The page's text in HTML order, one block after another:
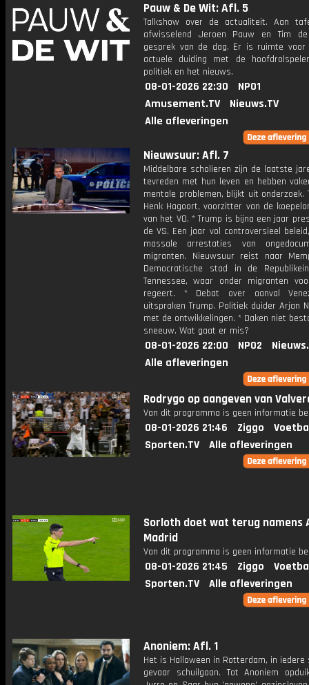
Pauw & De Wit: Afl. 5
Talkshow over de actualiteit. Aan
afwisselend Jeroen Pauw en Tim
gesprek van de dag. Er is ruimte
actuele duiding met de
politiek en het nieuws.
08-01-2026 22:30
NPO1
Amusement.TV
Nieuws.TV
Alle afleveringen
Nieuwsuur: Afl. 7
Middelbare scholieren zijn de laatste
tevreden met hun leven en hebben
mentale problemen, blijkt uit onderzoek.
Henk Hagoort, voorzitter van de
van het VO. * Trump is bijna een jaar
de VS. Een jaar vol controversieel
massale arrestaties van
migranten. Nieuwsuur reist naar
Democratische stad in de
Tennessee, waar onder migranten
regeert. * Debat over aanval
uitspraken Trump. Politiek duider Arjan
met de ontwikkelingen. * Daken niet
sneeuw. Wat gaat er mis?
08-01-2026 22:00 NPO2
Alle afleveringen
Rodrygo op aangeven van
Van dit programma is geen informatie
08-01-2026 21:46 Ziggo
Sporten.TV
Alle afleveringen
Sorloth doet wat terug namens
Madrid
Van dit programma is geen informatie
08-01-2026 21:45 Ziggo
Sporten.TV
Alle afleveringen
Anoniem: Afl. 1
Het is Halloween in Rotterdam, in iedere
gevaar schuilgaan. Tot Anoniem